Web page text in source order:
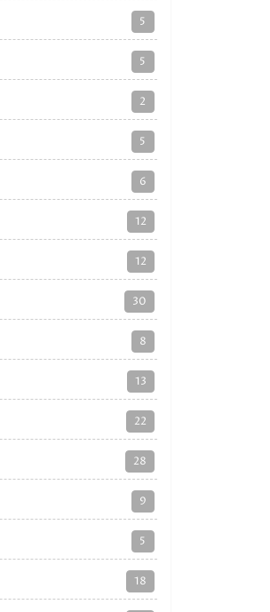
5
5
2
5
6
12
12
30
8
13
22
28
9
5
18